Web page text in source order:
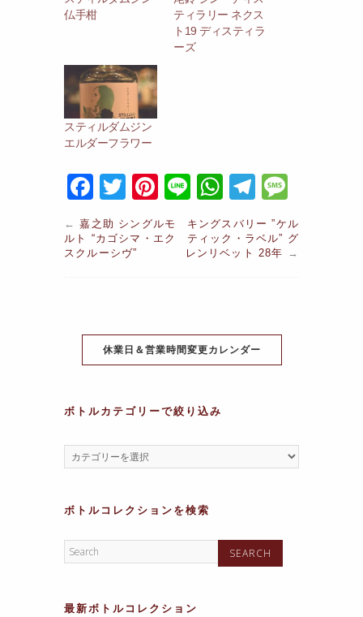
仏手柑
ティラリー ネクス
ト19 ディスティラ
ーズ
スティルダムジン
エルダーフラワー
F
a
c
e
o
k
T
w
itt
er
Pi
nt
er
Li
n
e
W
h
at
s
p
T
el
e
gr
e
s
s
←嘉之助 シングルモ
ルト “カゴシマ・エク
スクルーシヴ”
キングスバリー ”ケル
ティック・ラベル” グ
レンリベット 28年 →
休業日＆営業時間変更カレンダー
ボトルカテゴリーで絞り込み
ボトルコレクションを検索
最新ボトルコレクション